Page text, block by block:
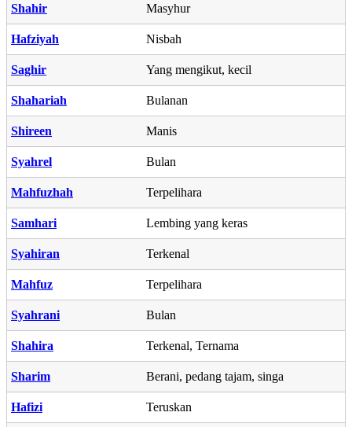
Shahir Masyhur
Hafziyah Nisbah
Saghir Yang mengikut, kecil
Shahariah Bulanan
Shireen Manis
Syahrel Bulan
Mahfuzhah Terpelihara
Samhari Lembing yang keras
Syahiran Terkenal
Mahfuz Terpelihara
Syahrani Bulan
Shahira Terkenal, Ternama
Sharim Berani, pedang tajam, singa
Hafizi Teruskan